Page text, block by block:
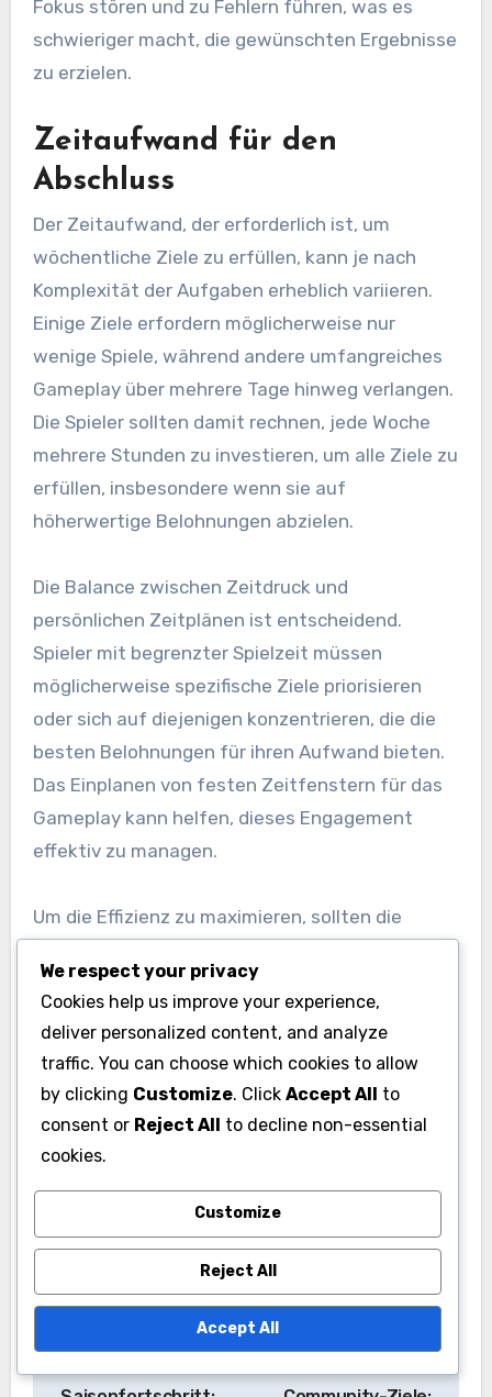
Fokus stören und zu Fehlern führen, was es
schwieriger macht, die gewünschten Ergebnisse
zu erzielen.
Zeitaufwand für den
Abschluss
Der Zeitaufwand, der erforderlich ist, um
wöchentliche Ziele zu erfüllen, kann je nach
Komplexität der Aufgaben erheblich variieren.
Einige Ziele erfordern möglicherweise nur
wenige Spiele, während andere umfangreiches
Gameplay über mehrere Tage hinweg verlangen.
Die Spieler sollten damit rechnen, jede Woche
mehrere Stunden zu investieren, um alle Ziele zu
erfüllen, insbesondere wenn sie auf
höherwertige Belohnungen abzielen.
Die Balance zwischen Zeitdruck und
persönlichen Zeitplänen ist entscheidend.
Spieler mit begrenzter Spielzeit müssen
möglicherweise spezifische Ziele priorisieren
oder sich auf diejenigen konzentrieren, die die
besten Belohnungen für ihren Aufwand bieten.
Das Einplanen von festen Zeitfenstern für das
Gameplay kann helfen, dieses Engagement
effektiv zu managen.
Um die Effizienz zu maximieren, sollten die
überschaubare Aufgaben zu unterteilen.
Beispielsweise kann das Erfüllen einiger Ziele
pro Tag anstelle des Versuchs, alles in einer
Sitzung abzuschließen, zu einem angenehmeren
Erlebnis führen und den Druck durch
Zeitbeschränkungen verringern.
navigation
We respect your privacy
Cookies help us improve your experience,
deliver personalized content, and analyze
traffic. You can choose which cookies to allow
by clicking Customize. Click Accept All to
consent or Reject All to decline non-essential
cookies.
Customize
Reject All
Accept All